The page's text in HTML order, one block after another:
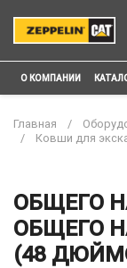
О КОМПАНИИ
Главная
Ковши для
ОБЩЕГО
ОБЩЕГО
(48